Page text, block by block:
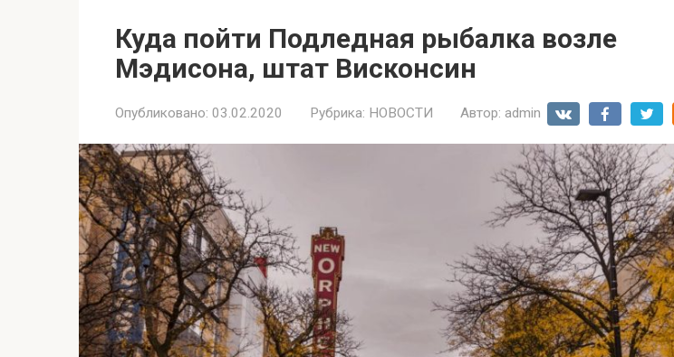
Куда пойти Подледная рыбалка возле
Мэдисона, штат Висконсин
Опубликовано: 03.02.2020 Рубрика: НОВОСТИ Автор: admin